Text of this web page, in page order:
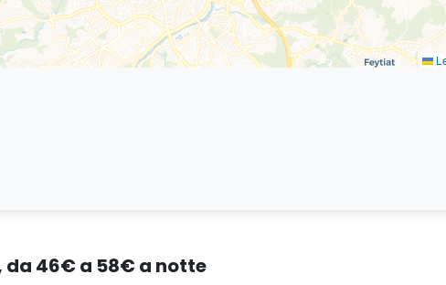
da 46€ a 58€ a notte